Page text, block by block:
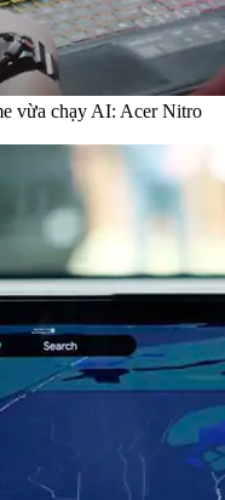
vừa chạy AI: Acer Nitro